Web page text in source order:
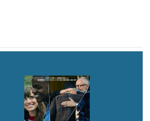
vignette interactive